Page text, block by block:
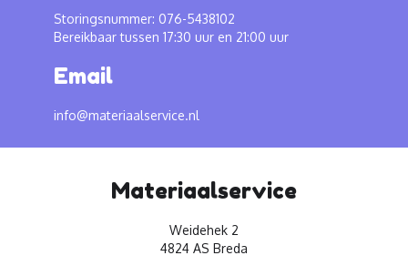
Storingsnummer: 076-5438102
Bereikbaar tussen 17:30 uur en 21:00 uur
Email
info@materiaalservice.nl
Materiaalservice
Weidehek 2
4824 AS Breda